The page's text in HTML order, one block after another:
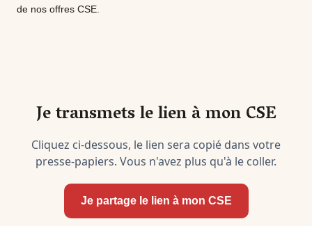
de nos offres CSE.
Je transmets le lien à mon CSE
Cliquez ci-dessous, le lien sera copié dans votre
presse-papiers. Vous n'avez plus qu'à le coller.
Je partage le lien à mon CSE